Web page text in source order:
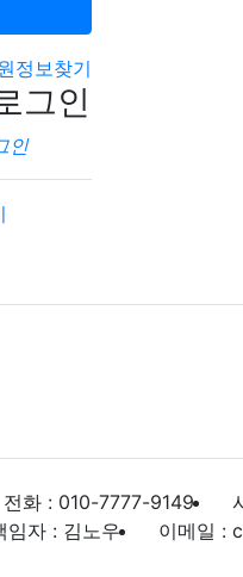
정보찾기
그인
인
전화 : 010-7777-9149
임자 : 김노우 이메일 :